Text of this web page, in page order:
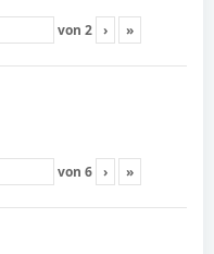
von 2 › »
von 6 › »